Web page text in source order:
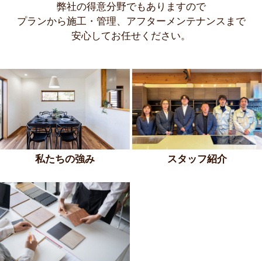
弊社の得意分野でもありますので
プランから施工・管理、アフターメンテナンスまで
安心してお任せください。
私たちの強み スタッフ紹介